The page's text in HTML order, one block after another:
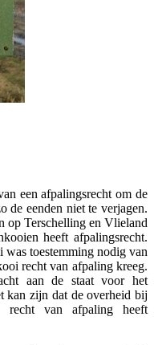
een afpalingsrecht om de
de eenden niet te verjagen.
op Terschelling en Vlieland
heeft afpalingsrecht.
was toestemming nodig van
recht van afpaling kreeg.
aan de staat voor het
kan zijn dat de overheid bij
recht van afpaling heeft